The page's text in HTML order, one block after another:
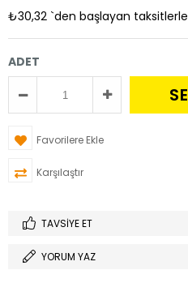
₺30,32 `den başlayan taksitlerle
ADET
Favorilere Ekle
Karşılaştır
TAVSIYE ET
YORUM YAZ